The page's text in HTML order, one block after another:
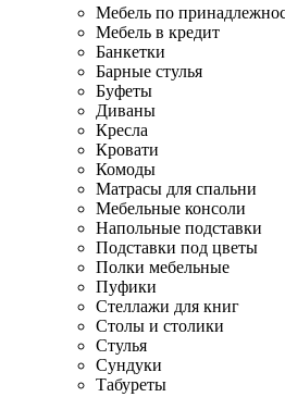
Мебель по
Мебель в кредит
Банкетки
Барные стулья
Буфеты
Диваны
Кресла
Кровати
Комоды
Матрасы для спальни
Мебельные консоли
Напольные подставки
Подставки под цветы
Полки мебельные
Пуфики
Стеллажи для книг
Столы и столики
Стулья
Сундуки
Табуреты